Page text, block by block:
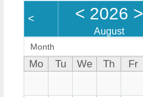
< < 2026 >
August
Month
Mo Tu We Th Fr